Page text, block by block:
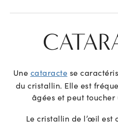
Une cataracte se
du cristallin. Elle est
âgées et peut
Le cristallin de l’œil est